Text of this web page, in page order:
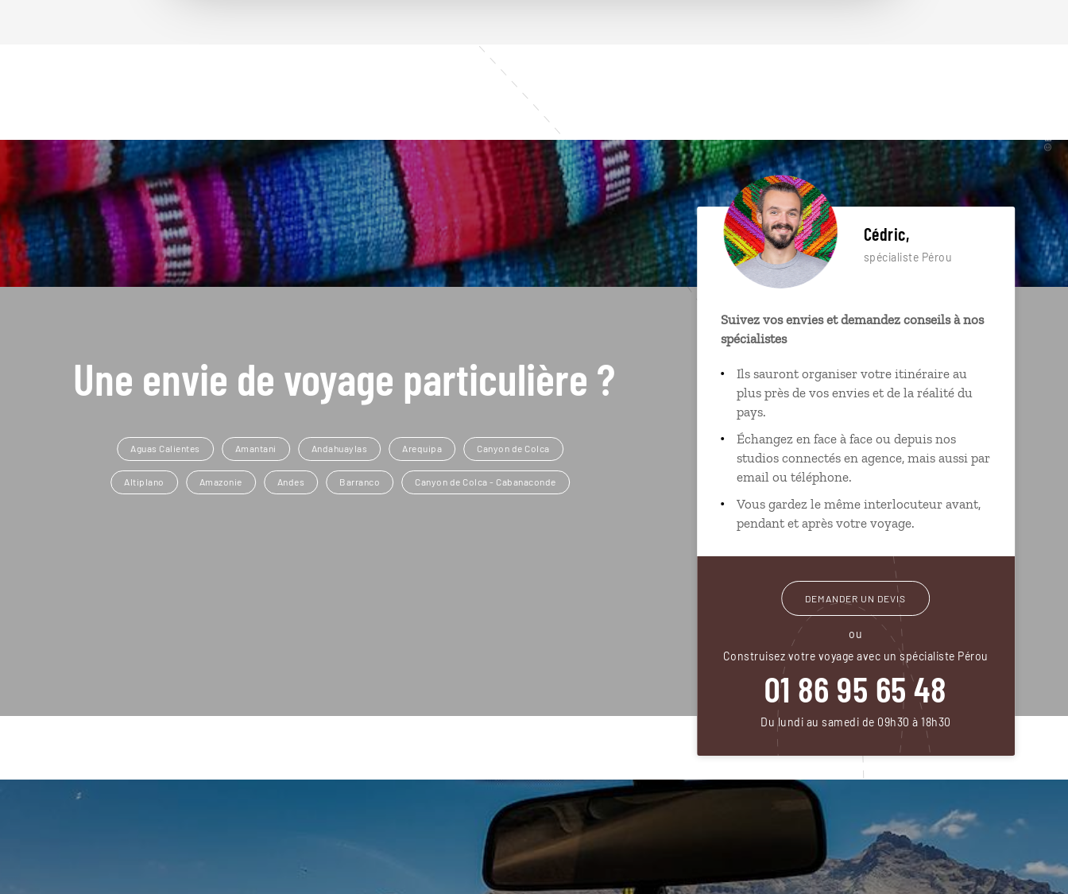
Une envie de voyage particulière ?
Aguas Calientes Amantani Andahuaylas Arequipa Canyon de Colca
Altiplano Amazonie Andes Barranco Canyon de Colca - Cabanaconde
Cédric,
spécialiste Pérou
Suivez vos envies et demandez conseils à nos
spécialistes
Ils sauront organiser votre itinéraire au
plus près de vos envies et de la réalité du
pays.
Échangez en face à face ou depuis nos
studios connectés en agence, mais aussi par
email ou téléphone.
Vous gardez le même interlocuteur avant,
pendant et après votre voyage.
DEMANDER UN DEVIS
ou
Construisez votre voyage avec un spécialiste Pérou
01 86 95 65 48
Du lundi au samedi de 09h30 à 18h30